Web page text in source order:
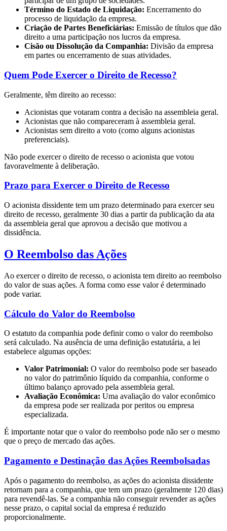
Término do Estado de Liquidação: Encerramento do
processo de liquidação da empresa.
Criação de Partes Beneficiárias: Emissão de títulos que dão
direito a uma participação nos lucros da empresa.
Cisão ou Dissolução da Companhia: Divisão da empresa
em partes ou encerramento de suas atividades.
Quem Pode Exercer o Direito de Recesso?
Geralmente, têm direito ao recesso:
Acionistas que votaram contra a decisão na assembleia geral.
Acionistas que não compareceram à assembleia geral.
Acionistas sem direito a voto (como alguns acionistas
preferenciais).
Não pode exercer o direito de recesso o acionista que votou
favoravelmente à deliberação.
Prazo para Exercer o Direito de Recesso
O acionista dissidente tem um prazo determinado para exercer seu
direito de recesso, geralmente 30 dias a partir da publicação da ata
da assembleia geral que aprovou a decisão que motivou a
dissidência.
O Reembolso das Ações
Ao exercer o direito de recesso, o acionista tem direito ao reembolso
do valor de suas ações. A forma como esse valor é determinado
pode variar.
Cálculo do Valor do Reembolso
O estatuto da companhia pode definir como o valor do reembolso
será calculado. Na ausência de uma definição estatutária, a lei
estabelece algumas opções:
Valor Patrimonial: O valor do reembolso pode ser baseado
no valor do patrimônio líquido da companhia, conforme o
último balanço aprovado pela assembleia geral.
Avaliação Econômica: Uma avaliação do valor econômico
da empresa pode ser realizada por peritos ou empresa
especializada.
É importante notar que o valor do reembolso pode não ser o mesmo
que o preço de mercado das ações.
Pagamento e Destinação das Ações Reembolsadas
Após o pagamento do reembolso, as ações do acionista dissidente
retornam para a companhia, que tem um prazo (geralmente 120 dias)
para revendê-las. Se a companhia não conseguir revender as ações
nesse prazo, o capital social da empresa é reduzido
proporcionalmente.